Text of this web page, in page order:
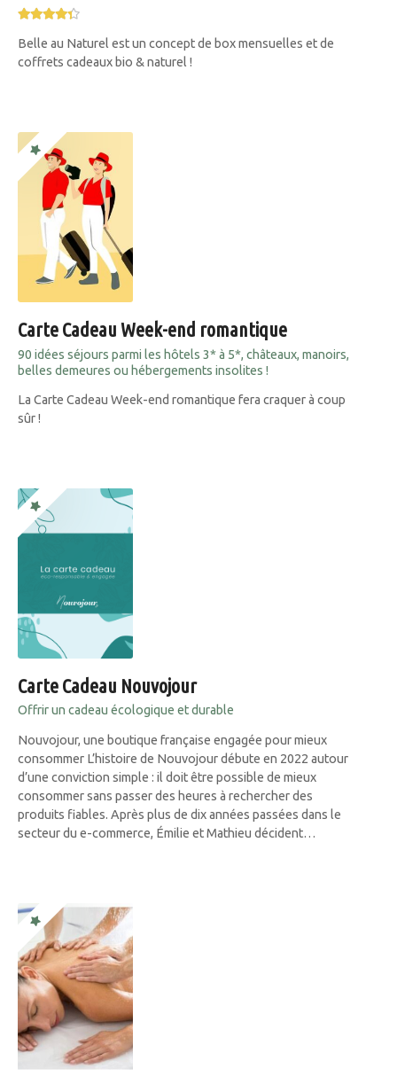
Belle au Naturel est un concept de box mensuelles et de
coffrets cadeaux bio & naturel !
Carte Cadeau Week-end romantique
90 idées séjours parmi les hôtels 3* à 5*, châteaux, manoirs,
belles demeures ou hébergements insolites !
La Carte Cadeau Week-end romantique fera craquer à coup
sûr !
Carte Cadeau Nouvojour
Offrir un cadeau écologique et durable
Nouvojour, une boutique française engagée pour mieux
consommer L’histoire de Nouvojour débute en 2022 autour
d’une conviction simple : il doit être possible de mieux
consommer sans passer des heures à rechercher des
produits fiables. Après plus de dix années passées dans le
secteur du e-commerce, Émilie et Mathieu décident…